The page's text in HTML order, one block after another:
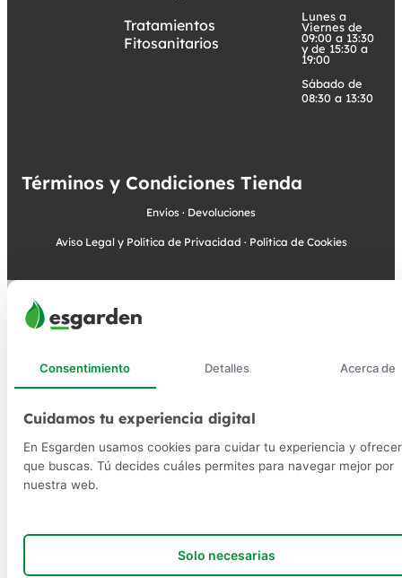
Tratamientos
Fitosanitarios
Lunes a
Viernes de
09:00 a 13:30
y de 15:30 a
19:00
Sábado de
08:30 a 13:30
Términos y Condiciones Tienda
Envíos · Devoluciones
Aviso Legal y Política de Privacidad · Política de Cookies
Consentimiento Detalles Acerca de
Cuidamos tu experiencia digital
En Esgarden usamos cookies para cuidar tu experiencia y
que buscas. Tú decides cuáles permites para navegar mejor por
nuestra web.
Solo necesarias